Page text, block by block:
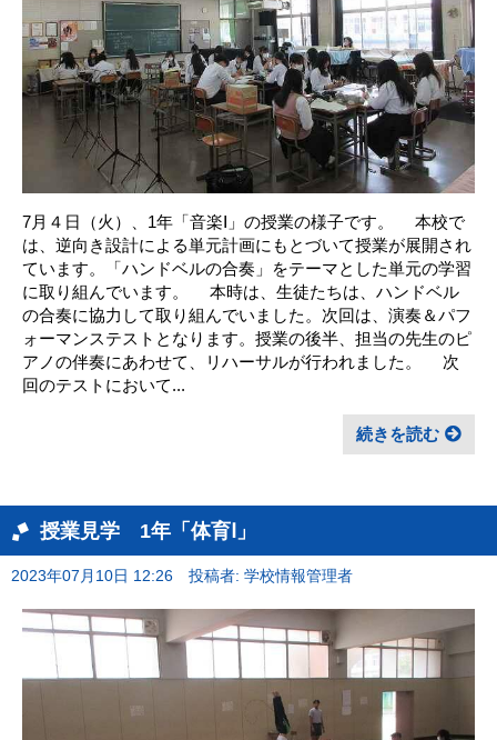
7月４日（火）、1年「音楽Ⅰ」の授業の様子です。 本校で
は、逆向き設計による単元計画にもとづいて授業が展開され
ています。「ハンドベルの合奏」をテーマとした単元の学習
に取り組んでいます。 本時は、生徒たちは、ハンドベル
の合奏に協力して取り組んでいました。次回は、演奏＆パフ
ォーマンステストとなります。授業の後半、担当の先生のピ
アノの伴奏にあわせて、リハーサルが行われました。 次
回のテストにおいて...
続きを読む
授業見学 1年「体育Ⅰ」
2023年07月10日 12:26 投稿者: 学校情報管理者